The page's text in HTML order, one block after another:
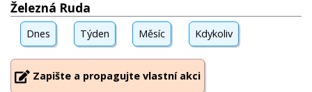
Železná Ruda
Dnes Týden Měsíc Kdykoliv
Zapište a propagujte vlastní akci